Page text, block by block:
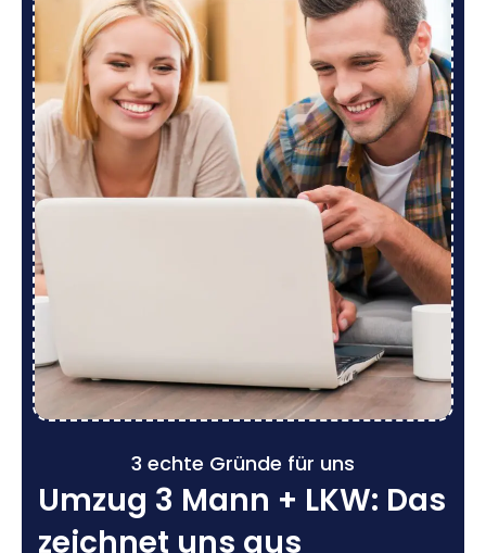
3 echte Gründe für uns
Umzug 3 Mann + LKW: Das
zeichnet uns aus